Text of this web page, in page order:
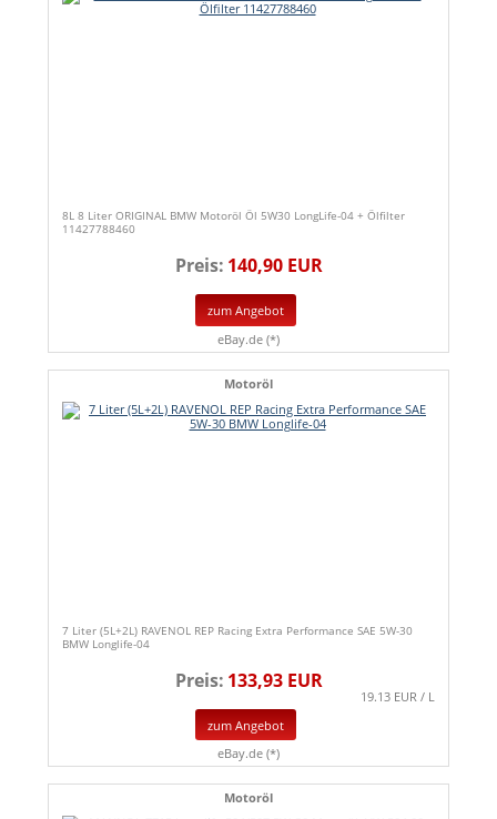
8L 8 Liter ORIGINAL BMW Motoröl Öl 5W30 LongLife-04 + Ölfilter
11427788460
Preis: 140,90 EUR
zum Angebot
eBay.de (*)
Motoröl
7 Liter (5L+2L) RAVENOL REP Racing Extra Performance SAE 5W-30
BMW Longlife-04
Preis: 133,93 EUR
19.13 EUR / L
zum Angebot
eBay.de (*)
Motoröl